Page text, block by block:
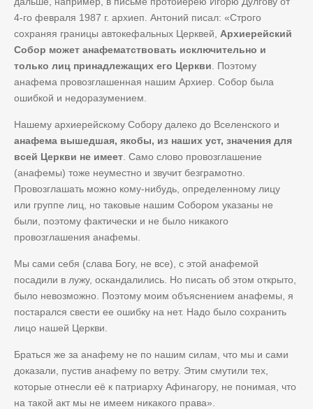
4-го февраля 1987 г. архиеп. Антоний писал: «Строго
сохраняя границы автокефальных Церквей, Архиерейский
Собор может анафематствовать исключительно и
только лиц принадлежащих его Церкви . Поэтому
анафема провозглашенная нашим Архиер. Собор была
ошибкой и недоразумением.
Нашему архиерейскому Собору далеко до Вселенского и
анафема вышедшая, якобы, из наших уст, значения для
всей Церкви не имеет . Само слово провозглашение
(анафемы) тоже неуместно и звучит безграмотно.
Провозглашать можно кому-нибудь, определенному лицу
или группе лиц, но таковые нашим Собором указаны не
были, поэтому фактически и не было никакого
провозглашения анафемы.
Мы сами себя (слава Богу, не все), с этой анафемой
посадили в лужу, оскандалились. Но писать об этом открыто,
было невозможно. Поэтому моим объяснением анафемы, я
постарался свести ее ошибку на нет. Надо было сохранить
лицо нашей Церкви.
Браться же за анафему не по нашим силам, что мы и сами
доказали, пустив анафему по ветру. Этим смутили тех,
которые отнесли её к патриарху Афинагору, не понимая, что
на такой акт мы не имеем никакого права».